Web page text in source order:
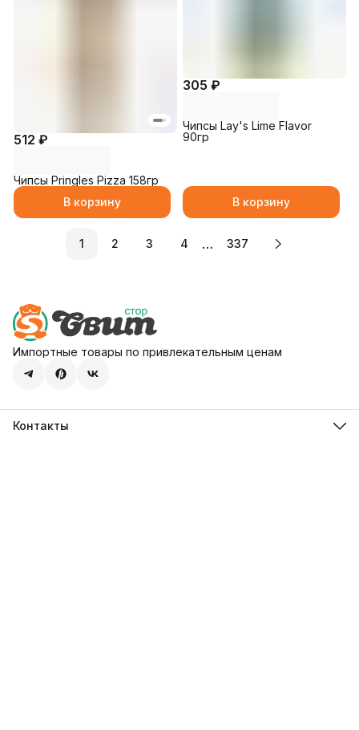
512 ₽
Чипсы Pringles Pizza 158гр
В корзину
305 ₽
Чипсы Lay's Lime Flavor
90гр
В корзину
1 2 3 4 … 337
Импортные товары по привлекательным ценам
Контакты